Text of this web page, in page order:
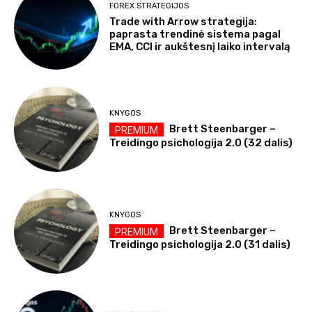
FOREX STRATEGIJOS
Trade with Arrow strategija:
paprasta trendinė sistema pagal
EMA, CCI ir aukštesnį laiko intervalą
KNYGOS
Brett Steenbarger –
Treidingo psichologija 2.0 (32 dalis)
KNYGOS
Brett Steenbarger –
Treidingo psichologija 2.0 (31 dalis)